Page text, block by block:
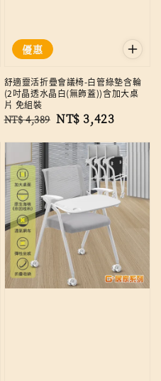
優惠
舒適靈活折疊會議椅-白管綠墊含輪
(2吋晶透水晶白(無飾蓋))含加大桌
片 免組裝
Regular
NT$ 4,389 Sale
NT$ 3,423